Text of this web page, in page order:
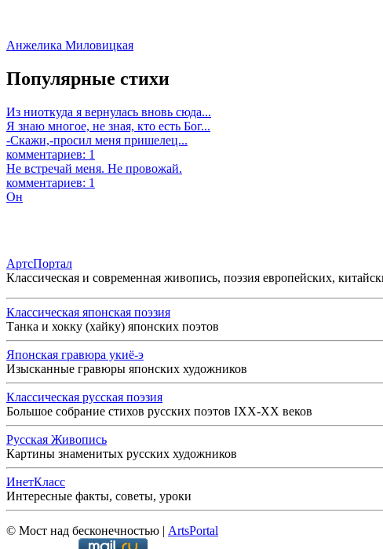
Анжелика Миловицкая
Популярные стихи
Из ниоткуда я вернулась вновь сюда...
Я знаю многое, не зная, кто есть Бог...
-Скажи,-просил меня пришелец...
комментариев: 1
Не встречай меня. Не провожай.
комментариев: 1
Он
АртсПортал
Классическая и современная живопись, поэзия европейских,
Классическая японская поэзия
Танка и хокку (хайку) японских поэтов
Японская гравюра укиё-э
Изысканные гравюры японских художников
Классическая русская поэзия
Большое собрание стихов русских поэтов IXX-XX веков
Русская Живопись
Картины знаменитых русских художников
ИнетКласс
Интересные факты, советы, уроки
© Мост над бесконечностью | ArtsPortal